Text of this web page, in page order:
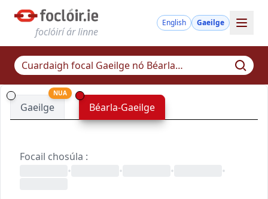
foclóirí ár linne
English Gaeilge
Gaeilge
NUA
Béarla-Gaeilge
Focail chosúla :
•
• • •